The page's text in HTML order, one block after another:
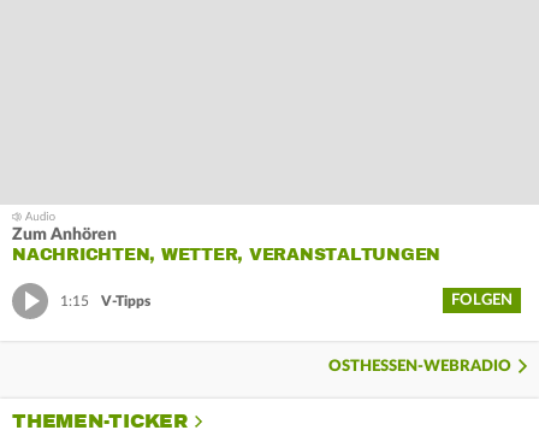
Zum Anhören
NACHRICHTEN, WETTER, VERANSTALTUNGEN
1:15 V-Tipps FOLGEN
OSTHESSEN-WEBRADIO
THEMEN-TICKER